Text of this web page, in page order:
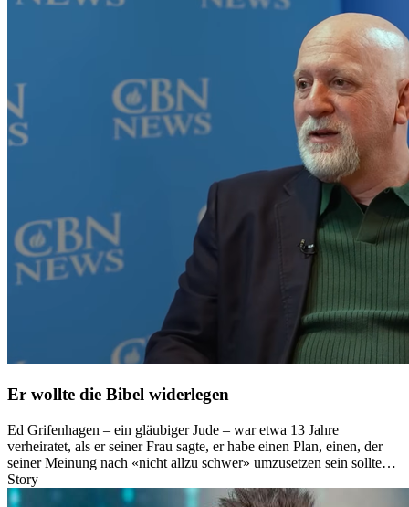
Er wollte die Bibel widerlegen
Ed Grifenhagen – ein gläubiger Jude – war etwa 13 Jahre
verheiratet, als er seiner Frau sagte, er habe einen Plan, einen, der
seiner Meinung nach «nicht allzu schwer» umzusetzen sein sollte…
Story